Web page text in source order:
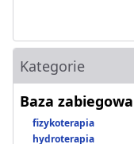
Kategorie
Baza zabiegowa
fizykoterapia
hydroterapia